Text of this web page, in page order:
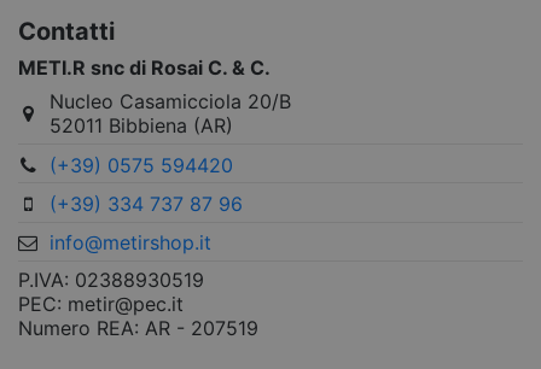
Contatti
METI.R snc di Rosai C. & C.
Nucleo Casamicciola 20/B
52011 Bibbiena (AR)
(+39) 0575 594420
(+39) 334 737 87 96
info@metirshop.it
P.IVA: 02388930519
PEC: metir@pec.it
Numero REA: AR - 207519